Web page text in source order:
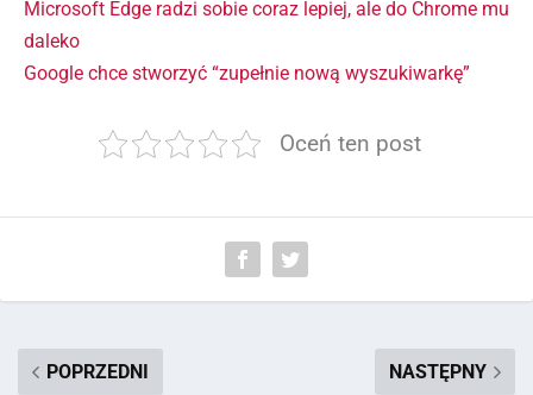
Microsoft Edge radzi sobie coraz lepiej, ale do Chrome mu
daleko
Google chce stworzyć “zupełnie nową wyszukiwarkę”
Oceń ten post
POPRZEDNI NASTĘPNY